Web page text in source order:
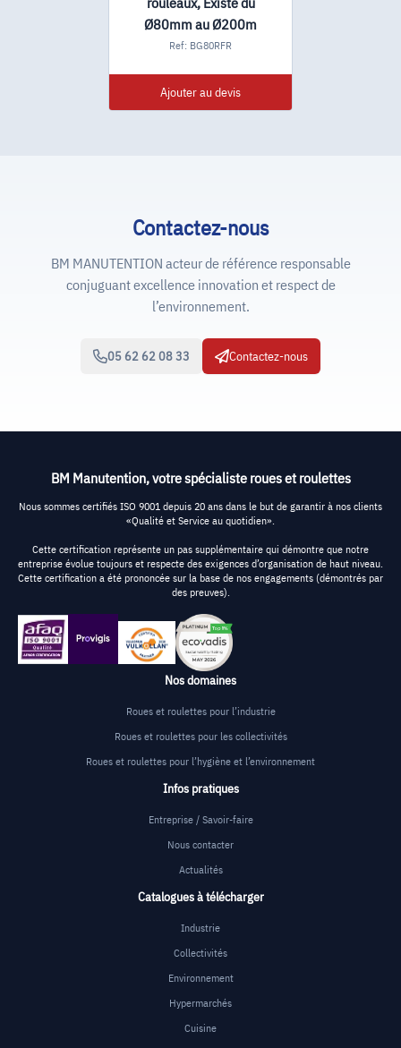
Ø80mm au Ø200m
Ref: BG80RFR
Ajouter au devis
Contactez-nous
BM MANUTENTION acteur de référence responsable
conjuguant excellence innovation et respect de
l’environnement.
05 62 62 08 33 Contactez-nous
BM Manutention, votre spécialiste roues et roulettes
Nous sommes certifiés ISO 9001 depuis 20 ans dans le but de garantir à nos clients
«Qualité et Service au quotidien».
Cette certification représente un pas supplémentaire qui démontre que notre
entreprise évolue toujours et respecte des exigences d’organisation de haut niveau.
Cette certification a été prononcée sur la base de nos engagements (démontrés par
des preuves).
Nos domaines
Roues et roulettes pour l’industrie
Roues et roulettes pour les collectivités
Roues et roulettes pour l’hygiène et l’environnement
Infos pratiques
Entreprise / Savoir-faire
Nous contacter
Actualités
Catalogues à télécharger
Industrie
Collectivités
Environnement
Hypermarchés
Cuisine